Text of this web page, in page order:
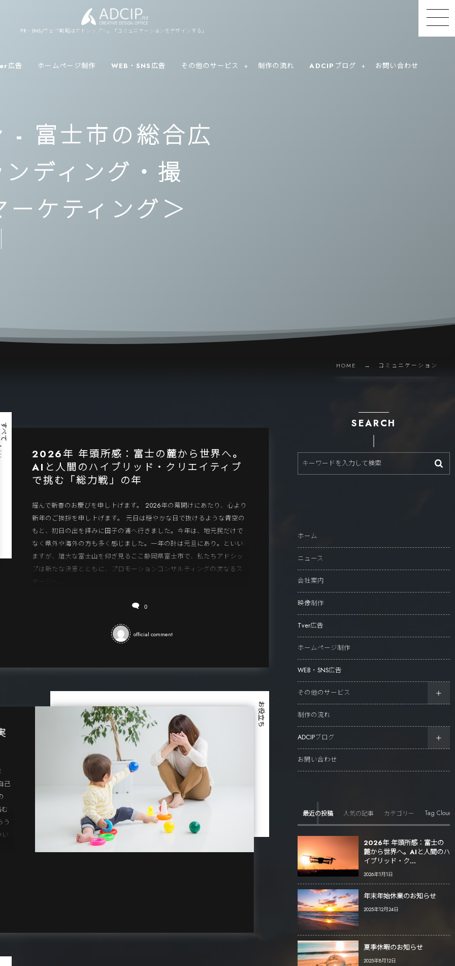
PR・SNS/ウェブ戦略はアドシップへ。「コミュニケーションをデザインする」
広告 ホームページ制作 WEB・SNS広告 その他のサービス 制作の流れ ADCIPブログ お問い合わせ
- 富士市の総合広
ディング・撮
ケティング＞
HOME コミュニケーション
て
2026年 年頭所感：富士の麓から世界へ。
AIと人間のハイブリッド・クリエイティブ
で挑む「総力戦」の年
謹んで新春のお慶びを申し上げます。 2026年の幕開けにあたり、心より
新年のご挨拶を申し上げます。 元日は穏やかな日で抜けるような青空の
もと、初日の出を拝みに田子の浦へ行きました。今年は、地元民だけで
なく県外や海外の方も多く感じました。一年の計は元旦にあり。といい
ますが、雄大な富士山を仰ぎ見るここ静岡県富士市で、私たちアドシッ
プは新たな決意とともに、プロモーションコンサルティングの次なるス
テージへ...
0
official comment
お役立ち
己
う
い
SEARCH
ホーム
ニュース
会社案内
映像制作
Tver広告
ホームページ制作
WEB・SNS広告
その他のサービス
制作の流れ
ADCIPブログ
お問い合わせ
最近の投稿 人気の記事 カテゴリー Tag Cloud
2026年 年頭所感：富士の
麓から世界へ。AIと人間のハ
イブリッド・ク...
2026年1月1日
年末年始休業のお知らせ
2025年12月24日
夏季休暇のお知らせ
2025年8月12日